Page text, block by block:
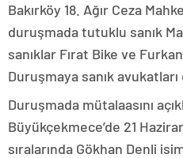
Bakırköy 18. Ağır Ceza
duruşmada tutuklu sanık
sanıklar Fırat Bike ve
Duruşmaya sanık avukatları
Duruşmada mütalaasını
Büyükçekmece’de 21
sıralarında Gökhan Denli